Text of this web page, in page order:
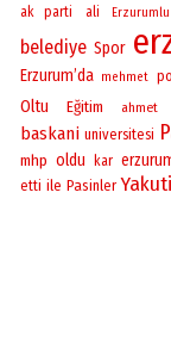
ak parti ali Erzurumlu
belediye Spor
Erzurum’da mehmet
Oltu Eğitim ahmet
baskani universitesi
mhp oldu kar
etti ile Pasinler